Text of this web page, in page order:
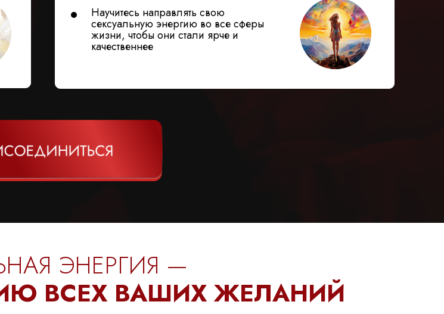
Научитесь направлять свою
сексуальную энергию во все сферы
жизни, чтобы они стали ярче и
качественнее
ЭНЕРГИЯ —
ВСЕХ ВАШИХ ЖЕЛАНИЙ